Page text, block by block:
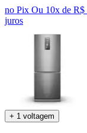
no Pix Ou 10x de R$
juros
+ 1 voltagem